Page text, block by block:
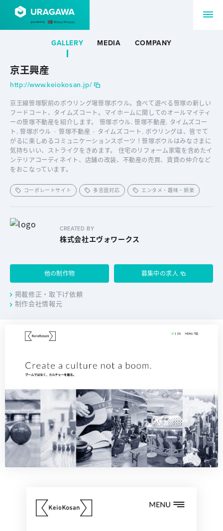
GALLERY MEDIA COMPANY
京王興産
http://www.keiokosan.jp/
京王線笹塚駅前のボウリング場笹塚ボウル。食べて遊べる笹塚の新しい
フードコート、タイムズコート。マイホームに関してのオールマイティ
ーの笹塚不動産を紹介します。 笹塚ボウル. 笹塚不動産. タイムズコー
ト. 笹塚ボウル · 笹塚不動産 · タイムズコート. ボウリングは、皆でて
がるに楽しめるコミュニケーションスポーツ！笹塚ボウルはみなさまに
気持ちいい、ストライクをきめます。 住宅のリフォーム家電を含めたイ
ンテリアコーディネイト、店舗の改装、不動産の売買、賃貸の仲介など
をおこなっています。
コーポレートサイト 多言語対応 エンタメ・趣味・娯楽
CREATED BY
株式会社エヴォワークス
他の制作物 募集中の求人
掲載修正・取下げ依頼
制作会社情報元